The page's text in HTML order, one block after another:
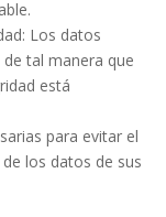
Los datos
tal manera que
está
para evitar el
los datos de sus